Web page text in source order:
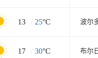
13 / 25°C 波尔
17 / 30°C 布尔